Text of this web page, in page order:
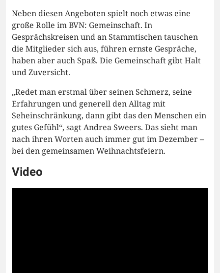
Neben diesen Angeboten spielt noch etwas eine
große Rolle im BVN: Gemeinschaft. In
Gesprächskreisen und an Stammtischen tauschen
die Mitglieder sich aus, führen ernste Gespräche,
haben aber auch Spaß. Die Gemeinschaft gibt Halt
und Zuversicht.
„Redet man erstmal über seinen Schmerz, seine
Erfahrungen und generell den Alltag mit
Seheinschränkung, dann gibt das den Menschen ein
gutes Gefühl“, sagt Andrea Sweers. Das sieht man
nach ihren Worten auch immer gut im Dezember –
bei den gemeinsamen Weihnachtsfeiern.
Video